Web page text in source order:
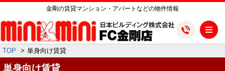
金剛の賃貸マンション・アパートなどの物件情報
TOP 単身向け賃貸
単身向け賃貸